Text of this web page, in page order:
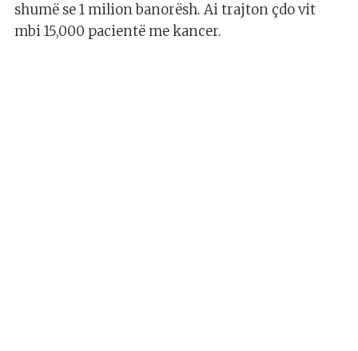
shumë se 1 milion banorësh. Ai trajton çdo vit
mbi 15,000 pacientë me kancer.